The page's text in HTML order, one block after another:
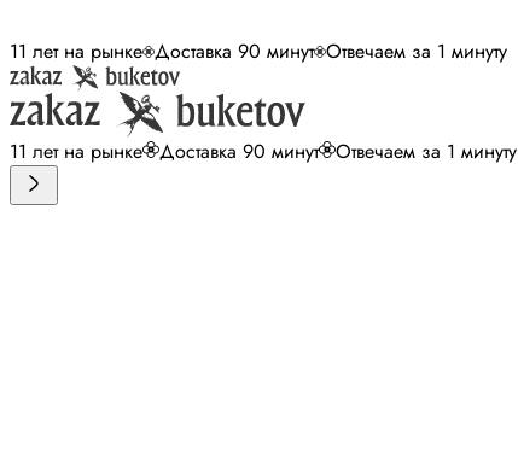
11 лет на рынке Доставка 90 минут Отвечаем за 1 минуту
11 лет на рынке Доставка 90 минут Отвечаем за 1 минуту